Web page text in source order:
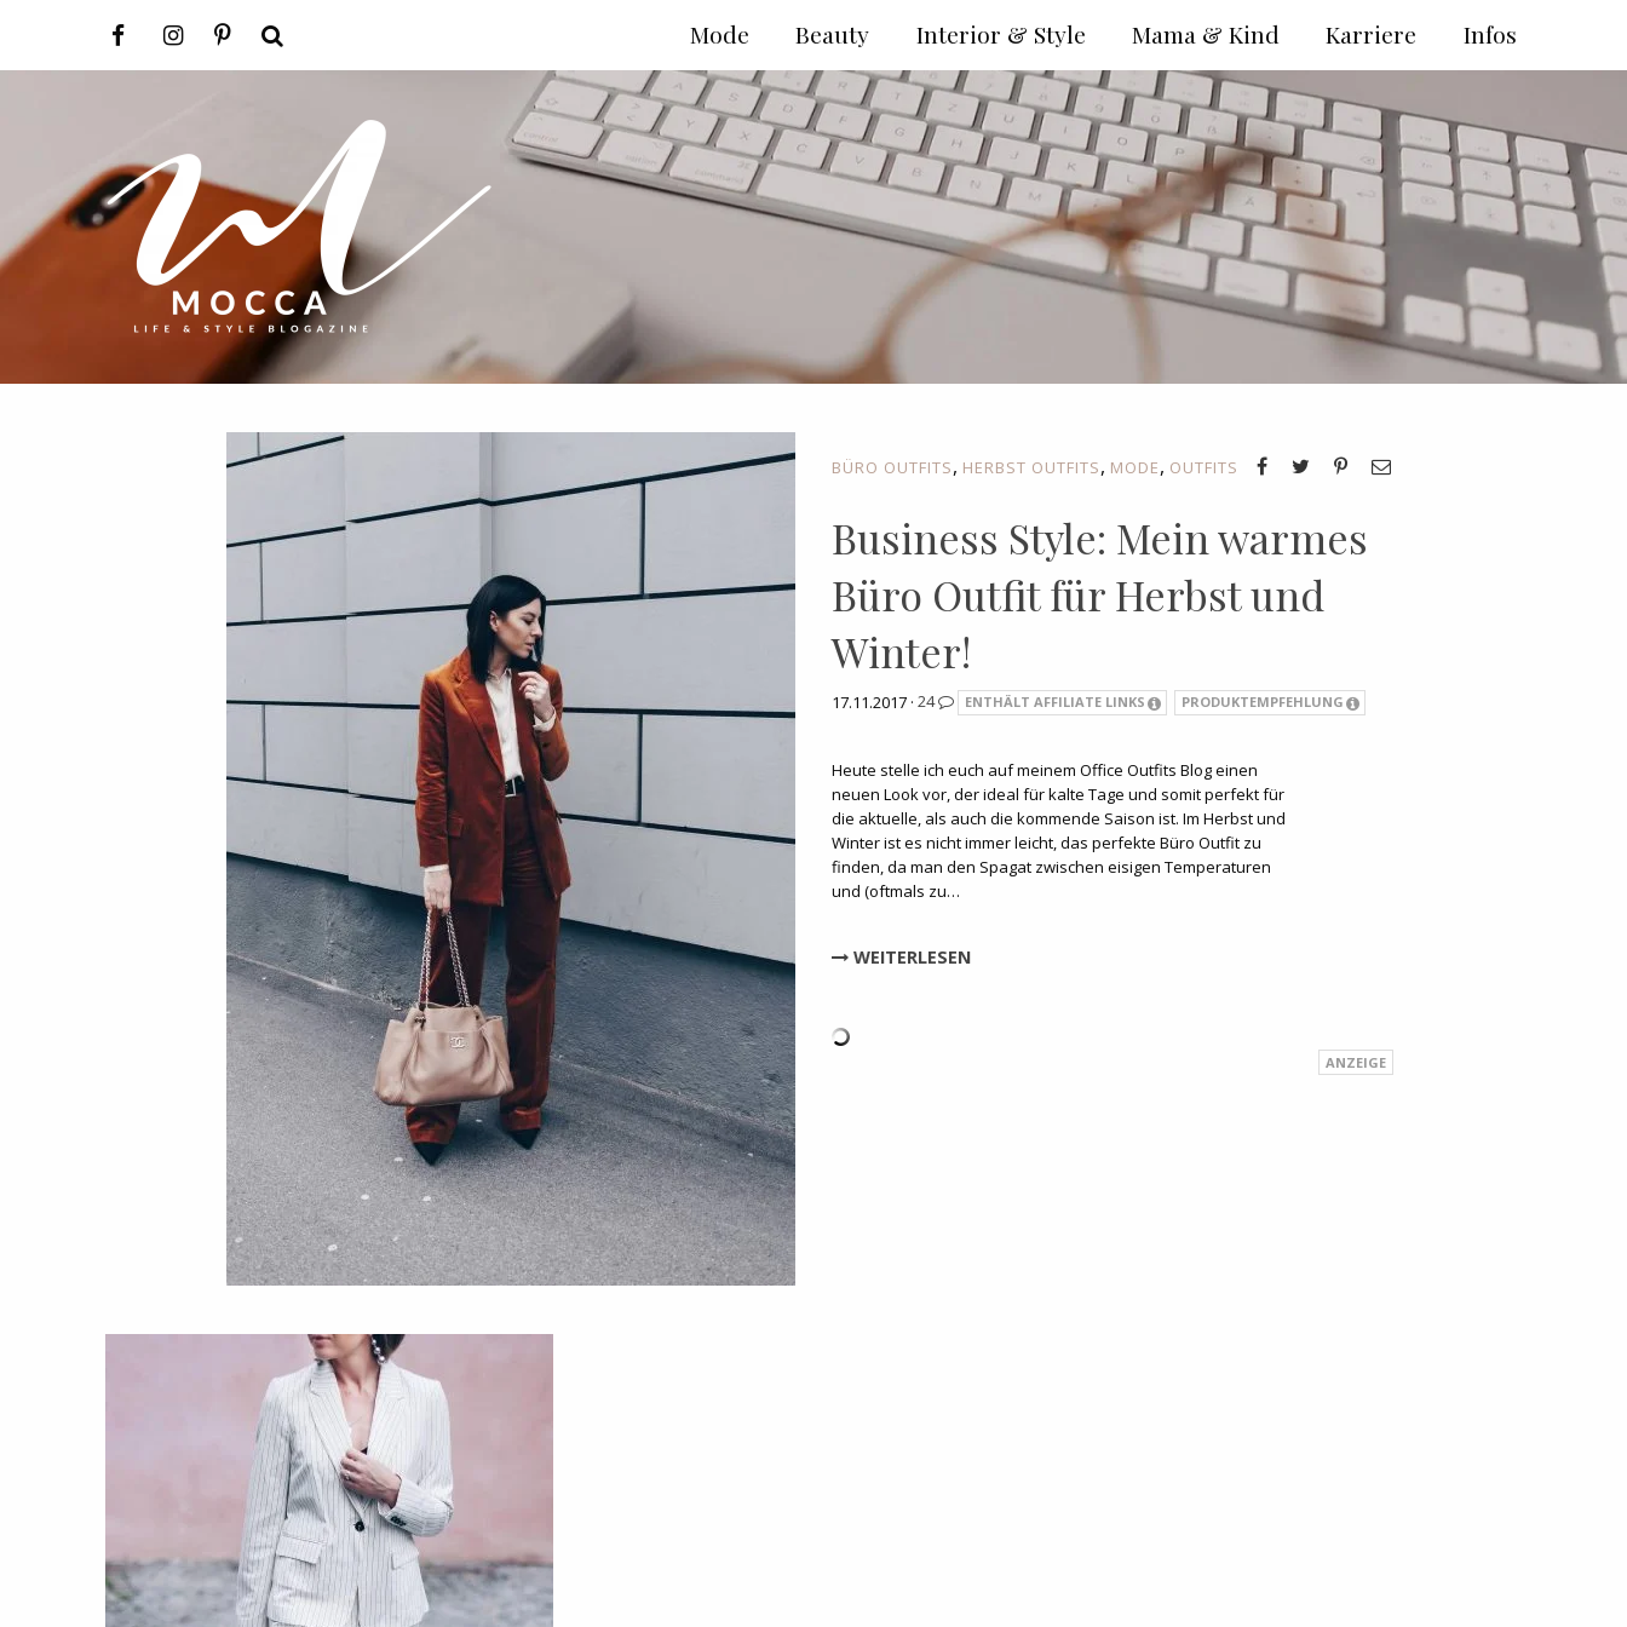
BÜRO OUTFITS, HERBST OUTFITS, MODE, OUTFITS
Business Style: Mein warmes
Büro Outfit für Herbst und
Winter!
17.11.2017 · 24 ENTHÄLT AFFILIATE LINKS PRODUKTEMPFEHLUNG
Heute stelle ich euch auf meinem Office Outfits Blog einen
neuen Look vor, der ideal für kalte Tage und somit perfekt für
die aktuelle, als auch die kommende Saison ist. Im Herbst und
Winter ist es nicht immer leicht, das perfekte Büro Outfit zu
finden, da man den Spagat zwischen eisigen Temperaturen
und (oftmals zu…
WEITERLESEN
Infos
Karriere
Mama & Kind
Interior & Style
Beauty
Mode